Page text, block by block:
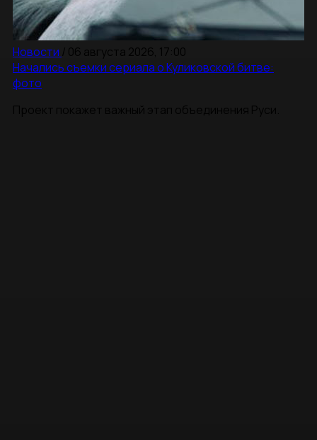
Новости / 06 августа 2026, 17:00
Начались съемки сериала о Куликовской битве:
фото